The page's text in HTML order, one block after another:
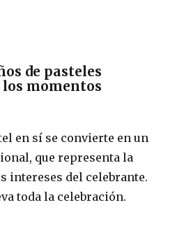
de pasteles
momentos
en sí se convierte en un
que representa la
intereses del celebrante.
toda la celebración.